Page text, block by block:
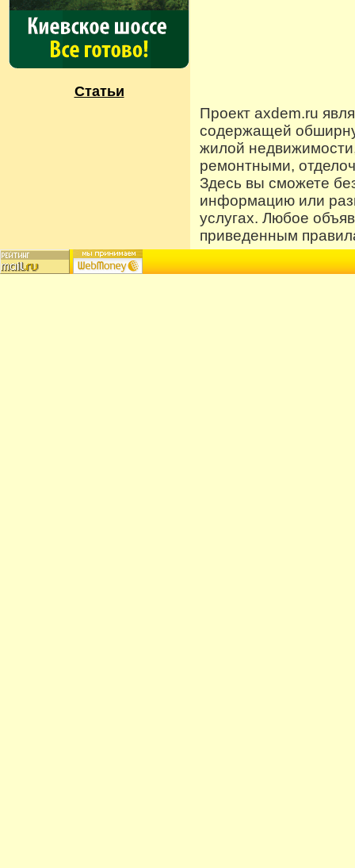
Статьи
Проект axdem.ru
содержащей
жилой
ремонтными,
Здесь вы сможете
информацию или
услугах. Любое
приведенным